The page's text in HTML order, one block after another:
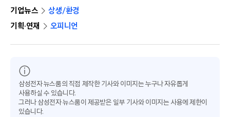
기업뉴스
상생/환경
기획·연재
오피니언
삼성전자 뉴스룸의 직접 제작한 기사와 이미지는 누구나 자유롭게
사용하실 수 있습니다.
그러나 삼성전자 뉴스룸이 제공받은 일부 기사와 이미지는 사용에 제한이
있습니다.